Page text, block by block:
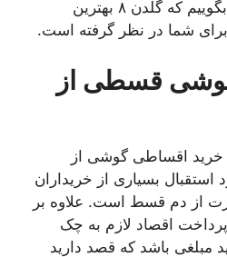
به سوال ابتدای این باید بگوییم که گلدن ۸ بهترین
شما در نظر گرفته است.
قسطی از
خرید اقساطی گوشی از
۸ که مورد استقبال بسیاری از خریداران
از دم قسط است. علاوه بر
اقصاد لازم به چک
مبلغی باشد که قصد دارید